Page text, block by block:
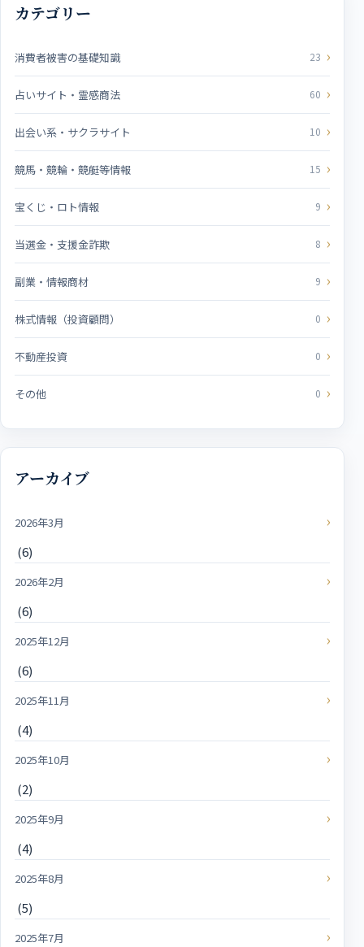
カテゴリー
消費者被害の基礎知識 23
占いサイト・霊感商法 60
出会い系・サクラサイト 10
競馬・競輪・競艇等情報 15
宝くじ・ロト情報 9
当選金・支援金詐欺 8
副業・情報商材 9
株式情報（投資顧問） 0
不動産投資 0
その他 0
アーカイブ
2026年3月
(6)
2026年2月
(6)
2025年12月
(6)
2025年11月
(4)
2025年10月
(2)
2025年9月
(4)
2025年8月
(5)
2025年7月